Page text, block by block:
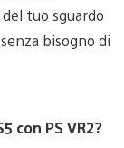
tuo sguardo
bisogno di
con PS VR2?